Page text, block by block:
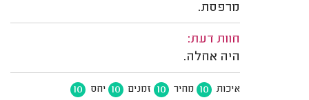
מרפסת.
חוות דעת:
היה אחלה.
איכות 10 מחיר 10 זמנים 10 יחס 10